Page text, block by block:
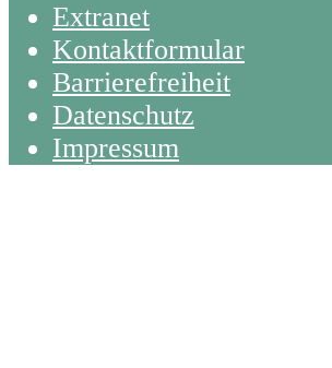
Extranet
Kontaktformular
Barrierefreiheit
Datenschutz
Impressum